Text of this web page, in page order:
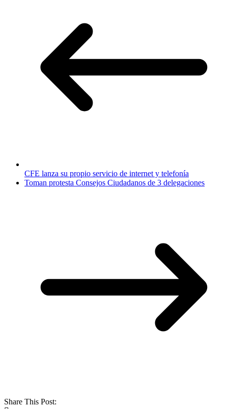
CFE lanza su propio servicio de internet y telefonía
Toman protesta Consejos Ciudadanos de 3 delegaciones
Share This Post: